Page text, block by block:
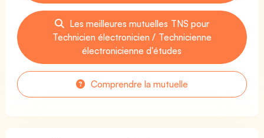
Les meilleures mutuelles TNS pour
Technicien électronicien / Technicienne
électronicienne d'études
Comprendre la mutuelle